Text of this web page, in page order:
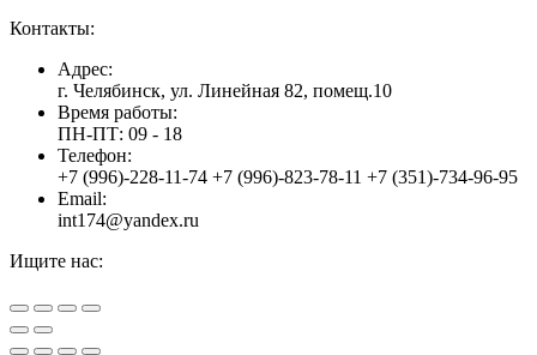
Контакты:
Адрес:
г. Челябинск, ул. Линейная 82, помещ.10
Время работы:
ПН-ПТ: 09 - 18
Телефон:
+7 (996)-228-11-74 +7 (996)-823-78-11 +7 (351)-734-96-95
Email:
int174@yandex.ru
Ищите нас:
Страница
YouTube
открывается
Страница
Viber
открывается
Страница
WhatsApp
открывается
Вверх